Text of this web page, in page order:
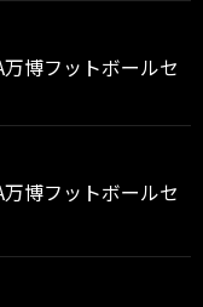
博フットボールセ
博フットボールセ